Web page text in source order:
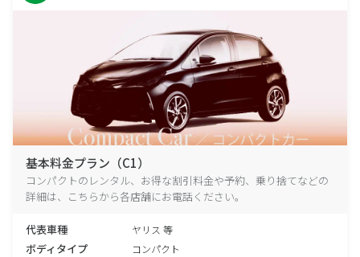
基本料金プラン（C1）
コンパクトのレンタル、お得な割引料金や予約、乗り捨てなどの
詳細は、こちらから各店舗にお電話ください。
代表車種 ヤリス 等
ボディタイプ コンパクト